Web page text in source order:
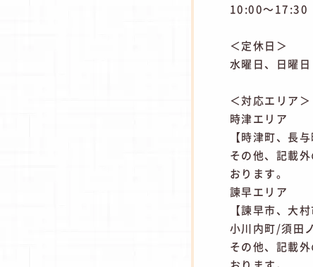
10:00～17:30
＜定休日＞
水曜日、日曜日
＜対応エリア＞
時津エリア
【時津町、長
その他、記載
おります。
諫早エリア
【諫早市、大
小川内町/須田
その他、記載